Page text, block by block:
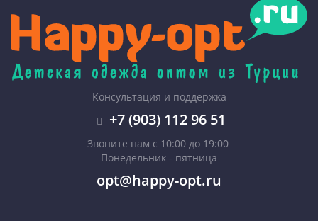
Консультация и поддержка
+7 (903) 112 96 51
Звоните нам с 10:00 до 19:00
Понедельник - пятница
opt@happy-opt.ru